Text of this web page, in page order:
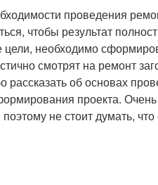
проведения
чтобы результат
цели, необходимо
смотрят на ремонт
рассказать об основах
проекта.
не стоит думать,